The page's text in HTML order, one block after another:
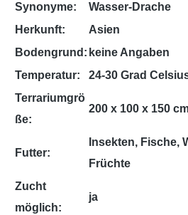
Synonyme:
Wasser-Drache
Herkunft:
Asien
Bodengrund: keine Angaben
Temperatur:
24-30 Grad
Terrariumgrö
ße:
200 x 100 x 150
Futter:
Insekten, Fische,
Früchte
Zucht
möglich:
ja